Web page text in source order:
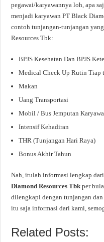
pegawai/karyawannya loh, apa
menjadi karyawan PT Black
contoh tunjangan-tunjangan
Resources Tbk:
BPJS Kesehatan Dan BPJS
Medical Check Up Rutin Tiap
Makan
Uang Transportasi
Mobil / Bus Jemputan
Intensif Kehadiran
THR (Tunjangan Hari Raya)
Bonus Akhir Tahun
Nah, itulah informasi lengkap
Diamond Resources Tbkper
dilengkapi dengan tunjangan
itu saja informasi dari kami,
Related Posts: